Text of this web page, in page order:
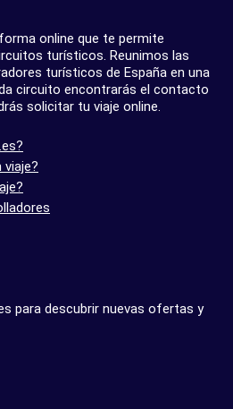
online que te permite
turísticos. Reunimos las
turísticos de España en una
circuito encontrarás el contacto
solicitar tu viaje online.
para descubrir nuevas ofertas y